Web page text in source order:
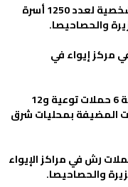
2- توفير الحد الأدنى من مواد النظافة الشخصية لعدد 1250 أسرة
والحصاحيصا.
عامة في مركز إيواء في
4- تنفيذ حملات توعية صحية ونظافة عامة 6 حملات توعية و12
المضيفة بمحليات شرق
البعوض وناقلات الأمراض 6 حملات رش في مراكز الإيواء
والحصاحيصا.